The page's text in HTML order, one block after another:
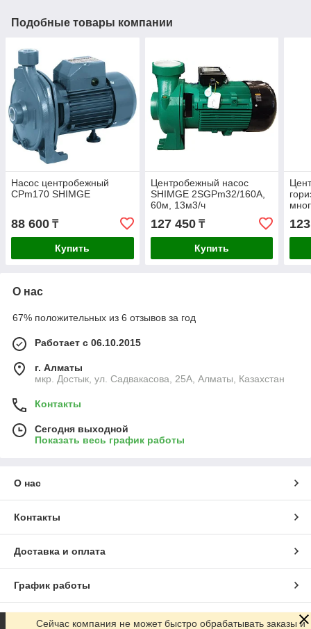
Подобные товары компании
Насос центробежный
CPm170 SHIMGE
88 600 ₸
Купить
Центробежный насос
SHIMGE 2SGPm32/160A,
60м, 13м3/ч
127 450₸
Купить
О нас
67% положительных из 6 отзывов за год
Работает с 06.10.2015
г. Алматы
мкр. Достык, ул. Садвакасова, 25А, Алматы, Казахстан
Контакты
Сегодня выходной
Показать весь график работы
О нас
Контакты
Доставка и оплата
График работы
Полная версия сайта
Сейчас компания не может быстро обрабатывать заказы и